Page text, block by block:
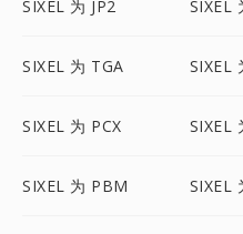
SIXEL 为 JP2 SIXEL
SIXEL 为 TGA SIXEL
SIXEL 为 PCX SIXEL
SIXEL 为 PBM SIXEL